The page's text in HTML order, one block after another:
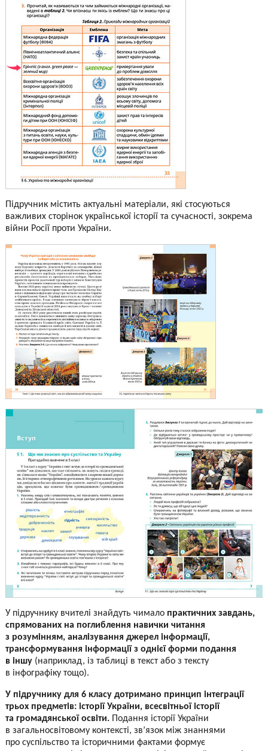
Підручник містить актуальні матеріали, які стосуються
важливих сторінок української історії та сучасності, зокрема
війни Росії проти України.
У підручнику вчителі знайдуть чимало практичних завдань,
спрямованих на поглиблення навички читання
з розумінням, аналізування джерел інформації,
трансформування інформації з однієї форми подання
в іншу(наприклад, із таблиці в текст або з тексту
в інфографіку тощо).
У підручнику для 6 класу дотримано принцип інтеграції
трьох предметів: історії України, всесвітньої історії
та громадянської освіти.Подання історії України
в загальносвітовому контексті, зв’язок між знаннями
про суспільство та історичними фактами формує